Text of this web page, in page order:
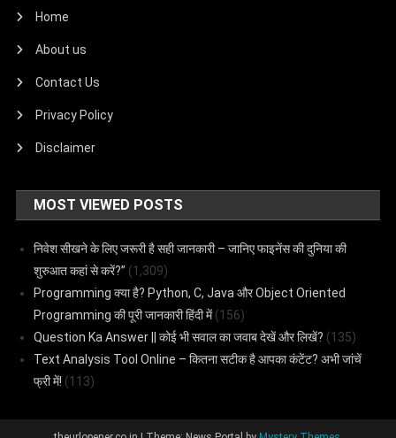
Home
About us
Contact Us
Privacy Policy
Disclaimer
MOST VIEWED POSTS
निवेश सीखने के लिए जरूरी है सही जानकारी – जानिए फाइनेंस की दुनिया की
शुरुआत कहां से करें?” (1,309)
Programming क्या है? Python, C, Java और Object Oriented
Programming की पूरी जानकारी हिंदी में (156)
Question Ka Answer || कोई भी सवाल का जवाब देखें और लिखें? (135)
Text Analysis Tool Online – कितना सटीक है आपका कंटेंट? अभी जांचें
फ्री में! (113)